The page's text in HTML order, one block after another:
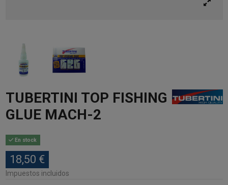
TUBERTINI TOP FISHING
GLUE MACH-2
En stock
18,50 €
Impuestos incluidos